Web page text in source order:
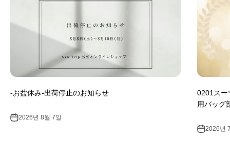
-お盆休み-出荷停止のお知らせ
2026년 8월 7일
0201スー
用バッグ
2026년